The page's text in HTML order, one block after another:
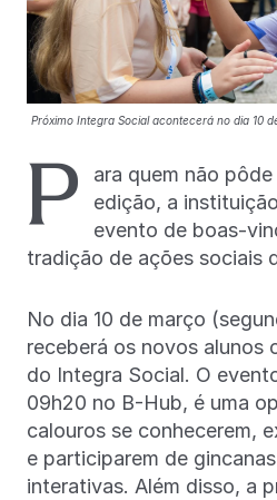
Próximo Integra Social acontecerá no dia 10
P
ara quem não
edição, a
evento de boas-
tradição de ações sociais
No dia 10 de março
receberá os novos alunos
do Integra Social. O
09h20 no B-Hub, é uma
calouros se conhecerem,
e participarem de
interativas. Além disso, a